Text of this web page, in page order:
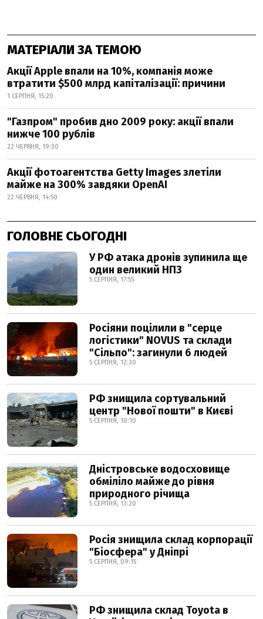
МАТЕРІАЛИ ЗА ТЕМОЮ
Акції Apple впали на 10%, компанія може
втратити $500 млрд капіталізації: причини
1 СЕРПНЯ, 15:20
"Газпром" пробив дно 2009 року: акції впали
нижче 100 рублів
22 ЧЕРВНЯ, 19:30
Акції фотоагентства Getty Images злетіли
майже на 300% завдяки OpenAI
22 ЧЕРВНЯ, 14:50
ГОЛОВНЕ СЬОГОДНІ
У РФ атака дронів зупинила ще
один великий НПЗ
5 СЕРПНЯ, 17:55
Росіяни поцілили в "серце
логістики" NOVUS та склади
"Сільпо": загинули 6 людей
5 СЕРПНЯ, 12:30
РФ знищила сортувальний
центр "Нової пошти" в Києві
5 СЕРПНЯ, 10:10
Дністровське водосховище
обміліло майже до рівня
природного річища
5 СЕРПНЯ, 13:20
Росія знищила склад корпорації
"Біосфера" у Дніпрі
5 СЕРПНЯ, 09:15
РФ знищила склад Toyota в